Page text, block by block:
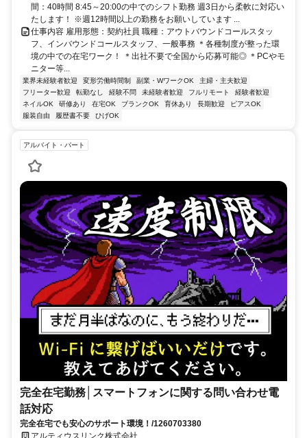
間：40時間 8:45～20:00の中でのシフト勤務 週3日から柔軟に対応い
たします！ ※週12時間以上の勤務をお願いしています ...
仕事内容 雇用形態：契約社員 職種：アウトバウンドコールスタッ
フ、インバウンドコールスタッフ、一般事務 ＊各種制度が整った環
境の中での在宅ワーク！ ＊出社不要で全国から応募可能◎ ＊PCやモ
ニター等...
業界未経験者歓迎 変形労働時間制 副業・WワークOK
主婦・主夫歓迎
フリーター歓迎
転勤なし 経験不問 未経験者歓迎 フルリモート
経験者歓迎
ネイルOK
研修あり 在宅OK ブランクOK 育休あり 長期歓迎
ピアスOK
服装自由
履歴書不要 ひげOK
アルバイト・パート
完全在宅勤務│スマートフォンに関する問い合わせ電
話対応
完全在宅でも安心のサポート環境！/1260703380
アルティウスリンク株式会社